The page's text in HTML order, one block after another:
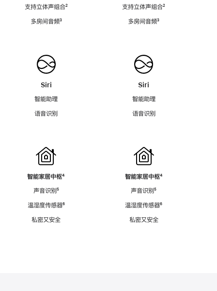
支持立体声组合脚
²
多房间音频脚
³
Siri
智能助理
语音识别
智能家居中枢脚
⁴
声音识别脚
⁵
温湿度传感器脚
⁶
私密又安全
支持立体声组合脚
²
多房间音频脚
³
Siri
智能助理
语音识别
智能家居中枢脚
⁴
声音识别脚
⁵
温湿度传感器脚
⁶
私密又安全